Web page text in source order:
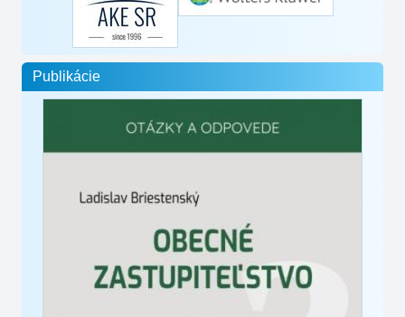
Publikácie